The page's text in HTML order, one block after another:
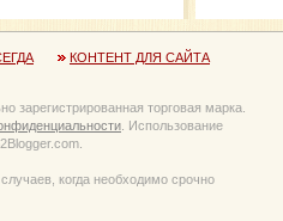
КОНТЕНТ ДЛЯ САЙТА
торговая марка.
. Использование
когда необходимо срочно